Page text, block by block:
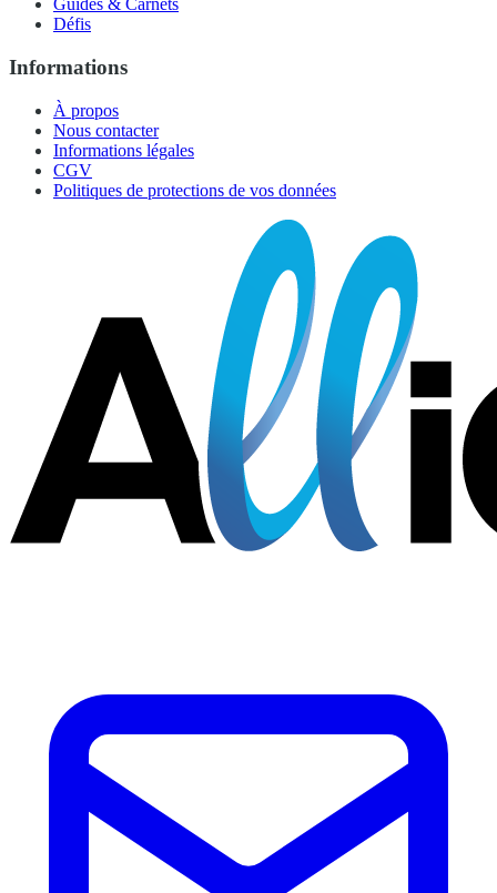
Guides & Carnets
Défis
Informations
À propos
Nous contacter
Informations légales
CGV
Politiques de protections de vos données